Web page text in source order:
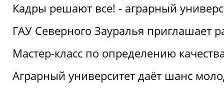
Кадры решают все! - аграрный
ГАУ Северного Зауралья приглашает
Мастер-класс по определению
Аграрный университет даёт шанс